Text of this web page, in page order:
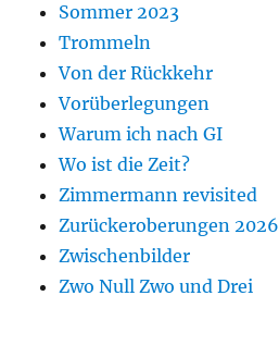
Sommer 2023
Trommeln
Von der Rückkehr
Vorüberlegungen
Warum ich nach GI
Wo ist die Zeit?
Zimmermann revisited
Zurückeroberungen 2026
Zwischenbilder
Zwo Null Zwo und Drei